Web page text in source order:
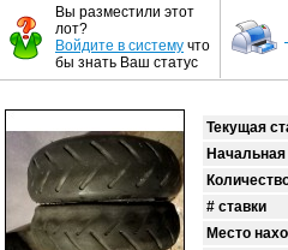
Вы разместили этот
лот?
Войдите в систему что
бы знать Ваш статус
Текущая
Начальная
# ставки
Место